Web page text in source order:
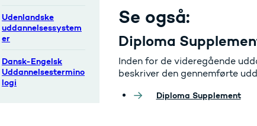
Udenlandske
uddannelsessystem
er
Dansk-Engelsk
Uddannelsestermino
logi
Se også:
Diploma
Inden for de videregående
beskriver den gennemførte
Diploma Supplement